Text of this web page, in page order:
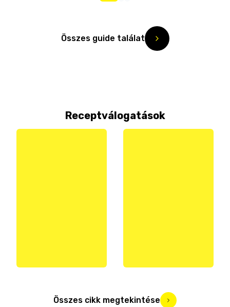
Összes guide találat
Receptválogatások
Összes cikk megtekintése